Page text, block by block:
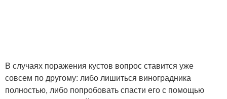
В случаях поражения кустов вопрос ставится уже
совсем по другому: либо лишиться виноградника
полностью, либо попробовать спасти его с помощью